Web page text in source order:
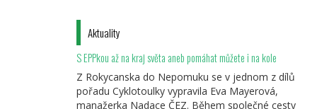
Aktuality
S EPPkou až na kraj světa aneb pomáhat můžete i na kole
Z Rokycanska do Nepomuku se v jednom z dílů
pořadu Cyklotoulky vypravila Eva Mayerová,
manažerka Nadace ČEZ. Během společné cesty